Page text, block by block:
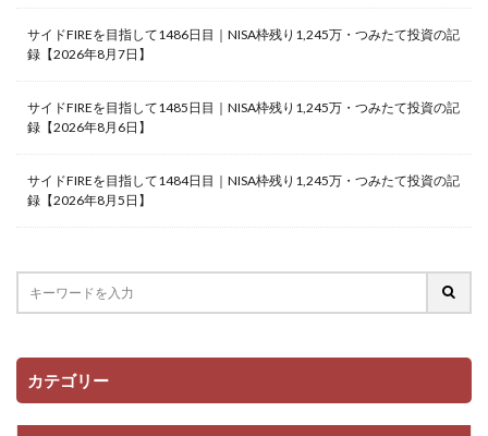
サイドFIREを目指して1486日目｜NISA枠残り1,245万・つみたて投資の記
録【2026年8月7日】
サイドFIREを目指して1485日目｜NISA枠残り1,245万・つみたて投資の記
録【2026年8月6日】
サイドFIREを目指して1484日目｜NISA枠残り1,245万・つみたて投資の記
録【2026年8月5日】
カテゴリー